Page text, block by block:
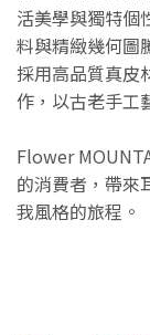
活美學與獨特個
料與精緻幾何圖
採用高品質真皮
作，以古老手工
Flower
的消費者，帶來
我風格的旅程。